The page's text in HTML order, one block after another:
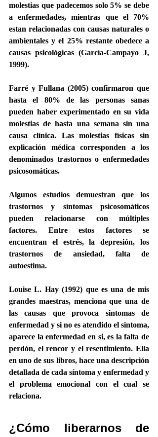
molestias que padecemos solo 5% se debe
a enfermedades, mientras que el 70%
estan relacionadas con causas naturales o
ambientales y el 25% restante obedece a
causas psicológicas (García-Campayo J,
1999).
Farré y Fullana (2005) confirmaron que
hasta el 80% de las personas sanas
pueden haber experimentado en su vida
molestias de hasta una semana sin una
causa clínica. Las molestias físicas sin
explicación médica corresponden a los
denominados trastornos o enfermedades
psicosomáticas.
Algunos estudios demuestran que los
trastornos y síntomas psicosomáticos
pueden relacionarse con múltiples
factores. Entre estos factores se
encuentran el estrés, la depresión, los
trastornos de ansiedad, falta de
autoestima.
Louise L. Hay (1992) que es una de mis
grandes maestras, menciona que una de
las causas que provoca sintomas de
enfermedad y si no es atendido el sintoma,
aparece la enfermedad en si, es la falta de
perdón, el rencor y el resentimiento. Ella
en uno de sus libros, hace una descripción
detallada de cada síntoma y enfermedad y
el problema emocional con el cual se
relaciona.
¿Cómo liberarnos de